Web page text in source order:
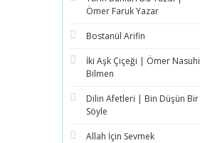
Ömer Faruk Yazar
Bostanül Arifin
İki Aşk Çiçeği | Ömer Nasuhi
Bilmen
Dilin Afetleri | Bin Düşün Bir
Söyle
Allah İçin Sevmek